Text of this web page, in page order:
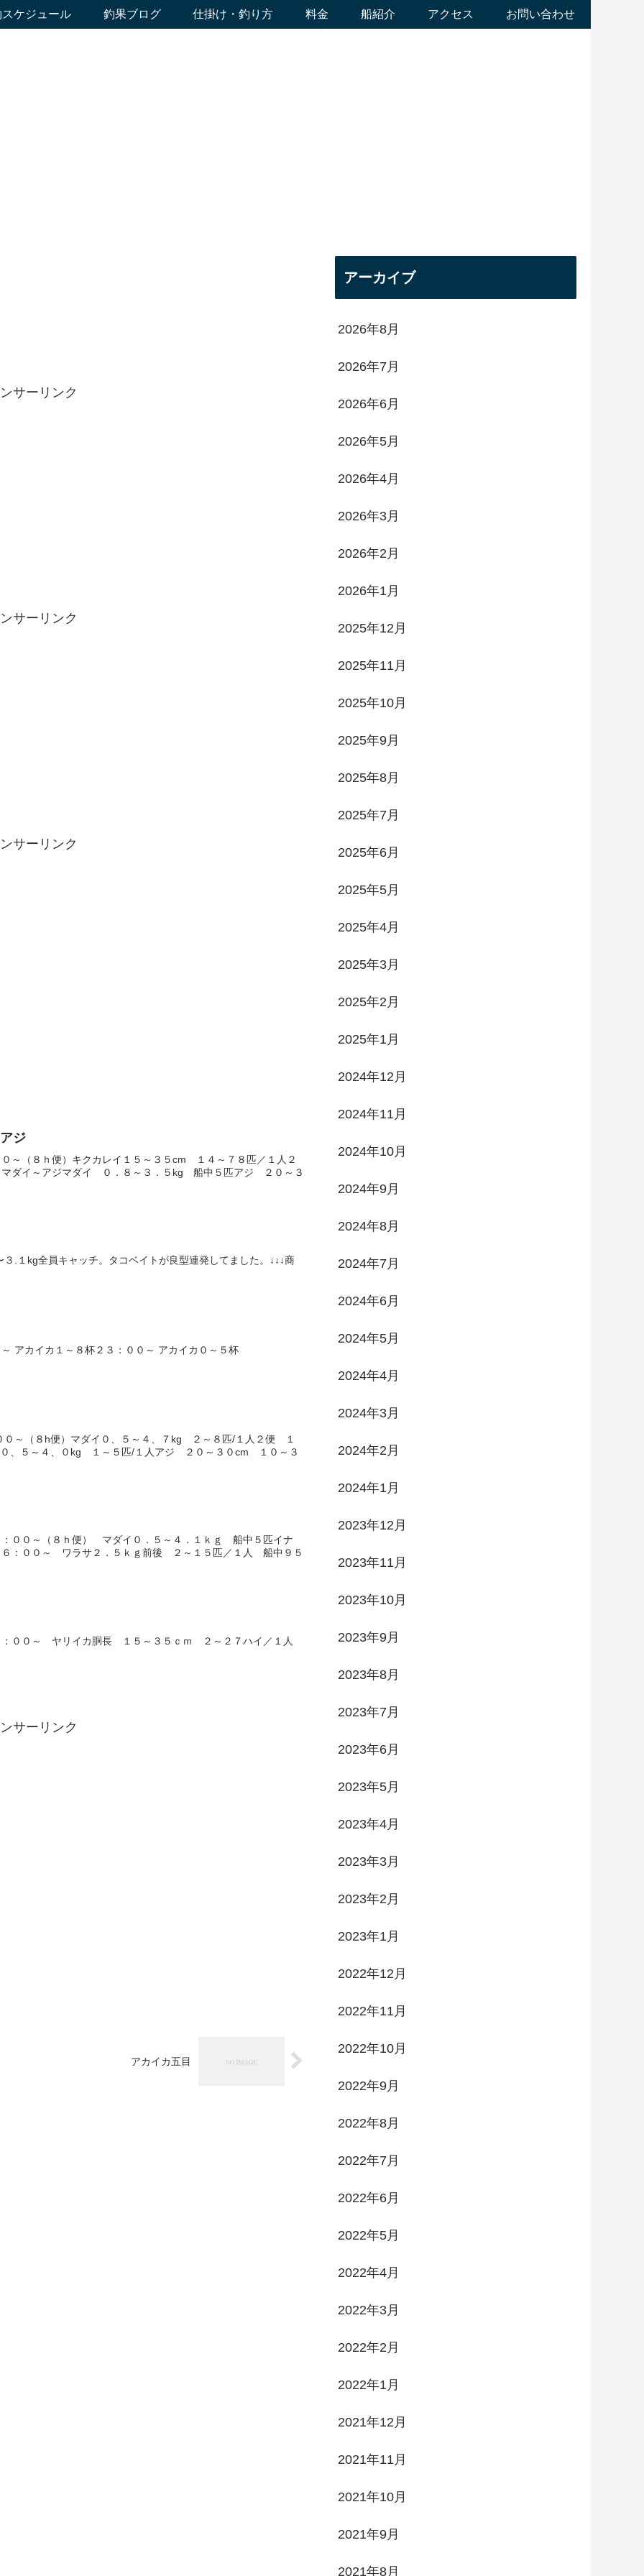
ケジュール 釣果ブログ 仕掛け・釣り方 料金 船紹介 アクセス お問い合わせ
サーリンク
サーリンク
サーリンク
ジ
～（８ｈ便）キクカレイ１５～３５cm １４～７８匹／１人２
ダイ～アジマダイ ０．８～３．５kg 船中５匹アジ ２０～３
.１kg全員キャッチ。タコベイトが良型連発してました。↓↓↓商
アカイカ１～８杯２３：００～ アカイカ０～５杯
～（８h便）マダイ０、５～４、７kg ２～８匹/１人２便 １
、５～４、０kg １～５匹/１人アジ ２０～３０cm １０～３
００～（８ｈ便） マダイ０．５～４．１ｋｇ 船中５匹イナ
：００～ ワラサ２．５ｋｇ前後 ２～１５匹／１人 船中９５
００～ ヤリイカ胴長 １５～３５ｃｍ ２～２７ハイ／１人
サーリンク
アカイカ五目
アーカイブ
2026年8月
2026年7月
2026年6月
2026年5月
2026年4月
2026年3月
2026年2月
2026年1月
2025年12月
2025年11月
2025年10月
2025年9月
2025年8月
2025年7月
2025年6月
2025年5月
2025年4月
2025年3月
2025年2月
2025年1月
2024年12月
2024年11月
2024年10月
2024年9月
2024年8月
2024年7月
2024年6月
2024年5月
2024年4月
2024年3月
2024年2月
2024年1月
2023年12月
2023年11月
2023年10月
2023年9月
2023年8月
2023年7月
2023年6月
2023年5月
2023年4月
2023年3月
2023年2月
2023年1月
2022年12月
2022年11月
2022年10月
2022年9月
2022年8月
2022年7月
2022年6月
2022年5月
2022年4月
2022年3月
2022年2月
2022年1月
2021年12月
2021年11月
2021年10月
2021年9月
2021年8月